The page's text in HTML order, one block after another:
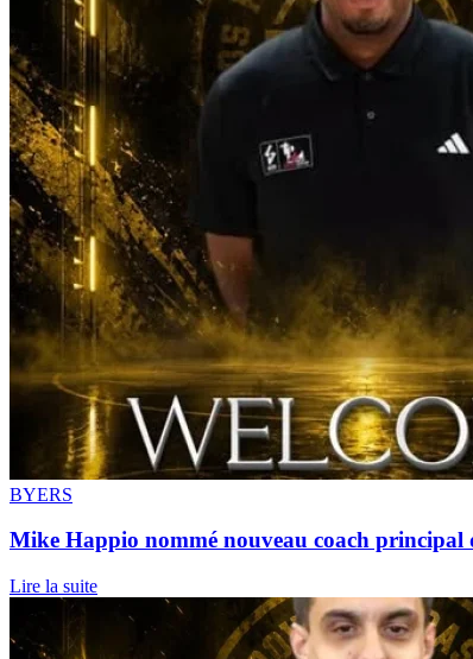
BYERS
Mike Happio nommé nouveau coach principal
Lire la suite